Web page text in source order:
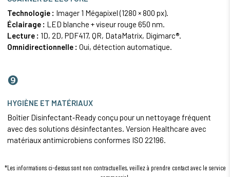
Technologie : Imager 1 Mégapixel (1280 × 800 px).
Éclairage : LED blanche + viseur rouge 650 nm.
Lecture : 1D, 2D, PDF417, QR, DataMatrix, Digimarc®.
Omnidirectionnelle : Oui, détection automatique.
❾
HYGIÈNE ET MATÉRIAUX
Boîtier Disinfectant‑Ready conçu pour un nettoyage fréquent
avec des solutions désinfectantes. Version Healthcare avec
matériaux antimicrobiens conformes ISO 22196.
*Les informations ci-dessus sont non contractuelles, veillez à prendre contact avec le service